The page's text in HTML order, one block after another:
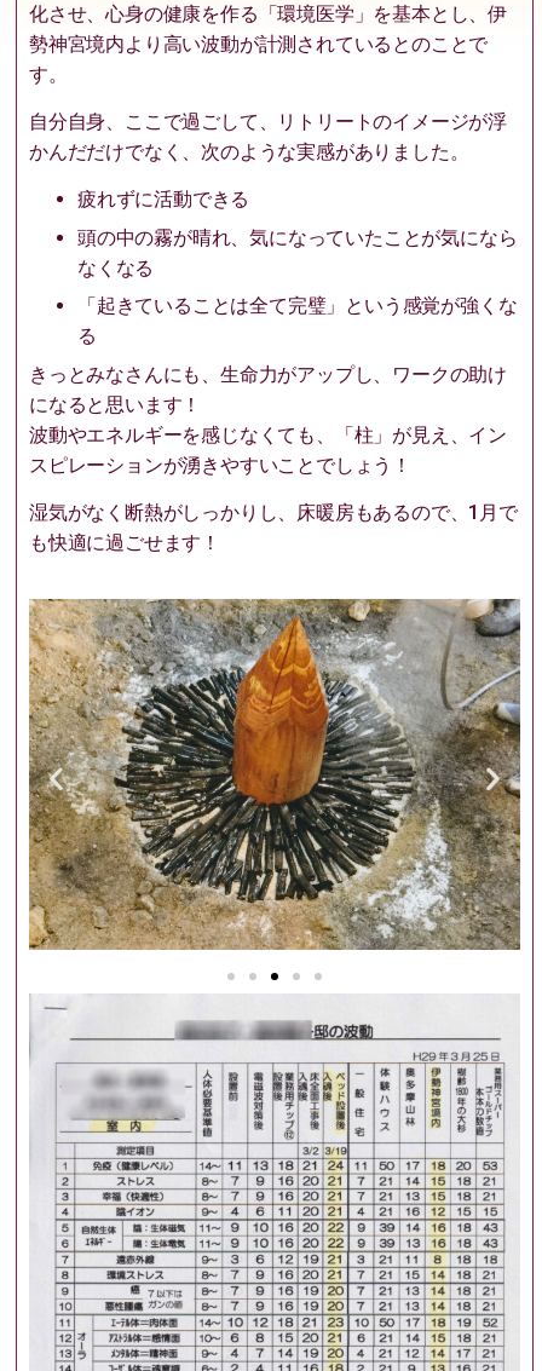
化させ、心身の健康を作る「環境医学」を基本とし、伊
勢神宮境内より高い波動が計測されているとのことで
す。
自分自身、ここで過ごして、リトリートのイメージが浮
かんだだけでなく、次のような実感がありました。
疲れずに活動できる
頭の中の霧が晴れ、気になっていたことが気になら
なくなる
「起きていることは全て完璧」という感覚が強くな
る
きっとみなさんにも、生命力がアップし、ワークの助け
になると思います！
波動やエネルギーを感じなくても、「柱」が見え、イン
スピレーションが湧きやすいことでしょう！
湿気がなく断熱がしっかりし、床暖房もあるので、1月で
も快適に過ごせます！